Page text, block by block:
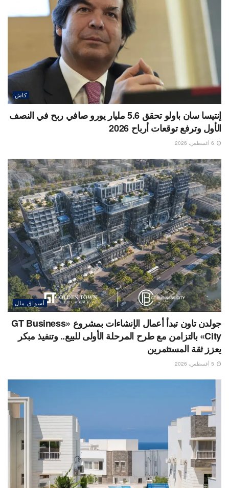
كاش
إنتيسا سان باولو تحقق 5.6 مليار يورو صافي ربح في النصف
الأول وترفع توقعات أرباح 2026
أسواق مال
جولدن تاون تبدأ أعمال الإنشاءات بمشروع «GT Business
City» بالتزامن مع طرح المرحلة الأولى للبيع.. وتنفيذ مبكر
يعزز ثقة المستثمرين